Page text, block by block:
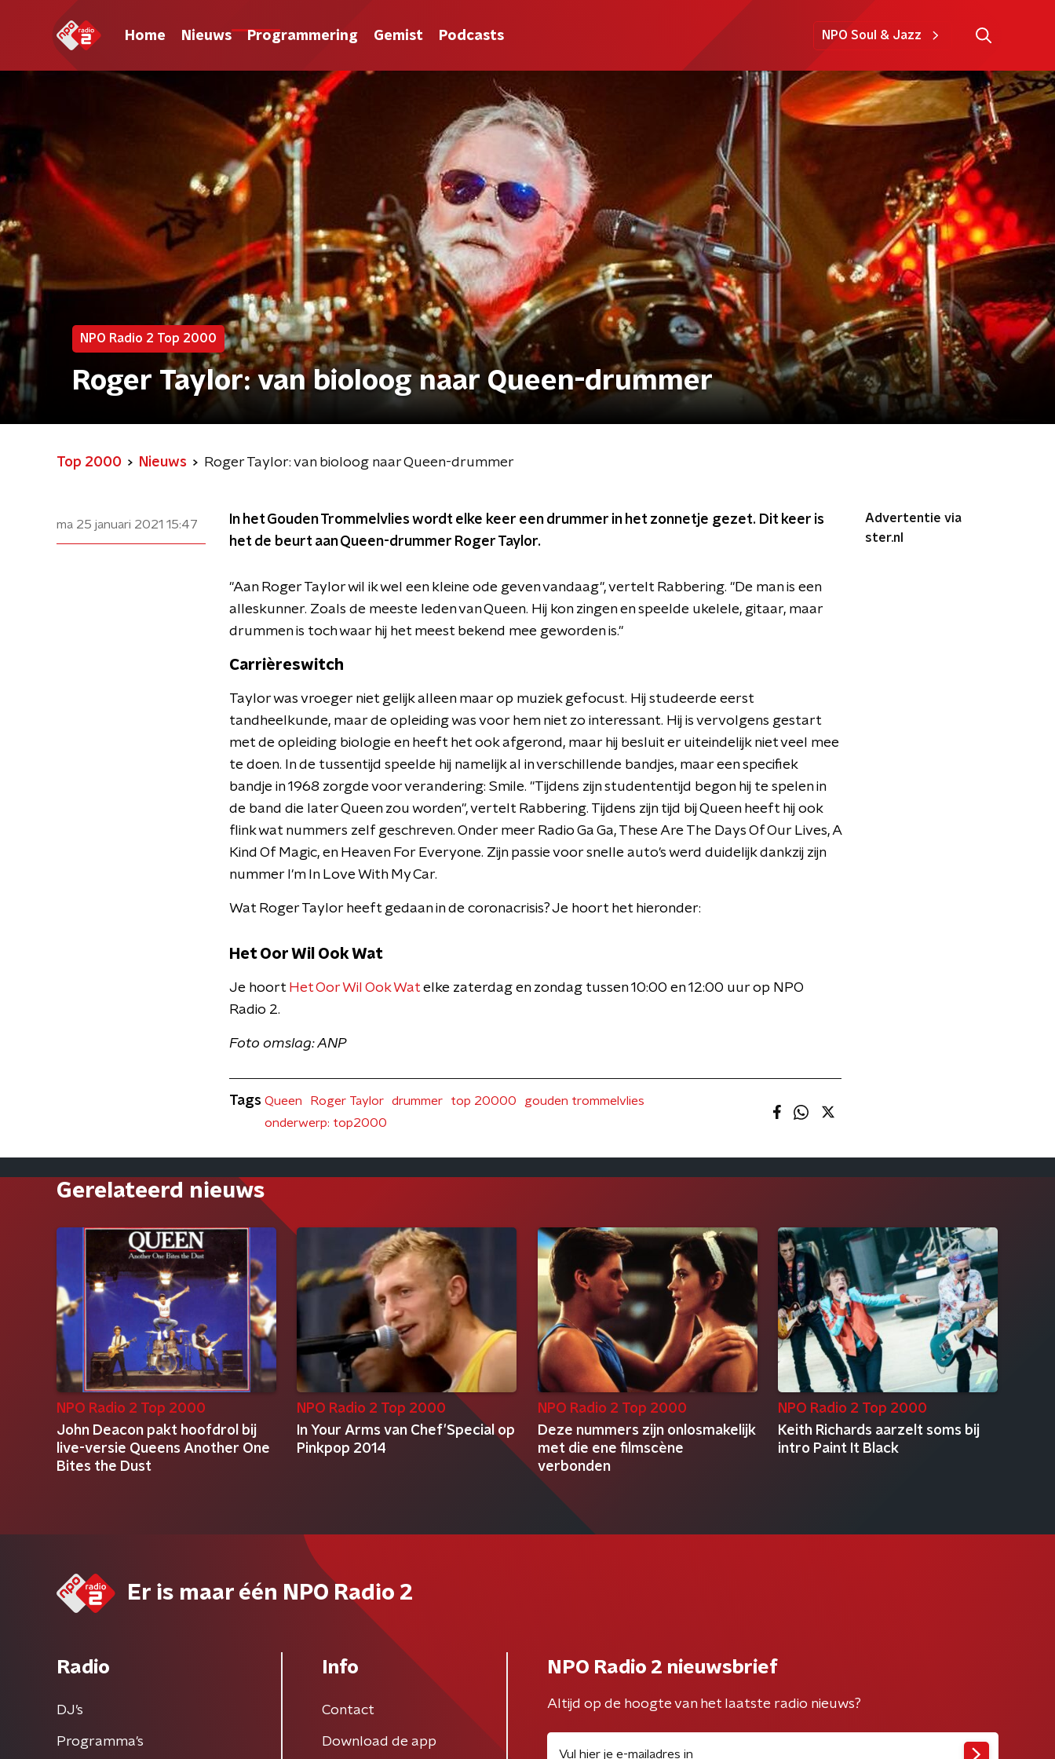
Home Nieuws Programmering Gemist Podcasts NPO Soul & Jazz
NPO Radio 2 Top 2000
Roger Taylor: van bioloog naar Queen-drummer
Top 2000 Nieuws Roger Taylor: van bioloog naar Queen-drummer
ma 25 januari 2021 15:47
In het Gouden Trommelvlies wordt elke keer een drummer in het zonnetje gezet. Dit keer is
het de beurt aan Queen-drummer Roger Taylor.
"Aan Roger Taylor wil ik wel een kleine ode geven vandaag", vertelt Rabbering. "De man is een
alleskunner. Zoals de meeste leden van Queen. Hij kon zingen en speelde ukelele, gitaar, maar
drummen is toch waar hij het meest bekend mee geworden is."
Carrièreswitch
Taylor was vroeger niet gelijk alleen maar op muziek gefocust. Hij studeerde eerst
tandheelkunde, maar de opleiding was voor hem niet zo interessant. Hij is vervolgens gestart
met de opleiding biologie en heeft het ook afgerond, maar hij besluit er uiteindelijk niet veel mee
te doen. In de tussentijd speelde hij namelijk al in verschillende bandjes, maar een specifiek
bandje in 1968 zorgde voor verandering: Smile. "Tijdens zijn studententijd begon hij te spelen in
de band die later Queen zou worden", vertelt Rabbering. Tijdens zijn tijd bij Queen heeft hij ook
flink wat nummers zelf geschreven. Onder meer Radio Ga Ga, These Are The Days Of Our Lives, A
Kind Of Magic, en Heaven For Everyone. Zijn passie voor snelle auto's werd duidelijk dankzij zijn
nummer I'm In Love With My Car.
Wat Roger Taylor heeft gedaan in de coronacrisis? Je hoort het hieronder:
Het Oor Wil Ook Wat
Je hoort Het Oor Wil Ook Wat elke zaterdag en zondag tussen 10:00 en 12:00 uur op NPO
Radio 2.
Foto omslag: ANP
Advertentie via
ster.nl
Tags Queen Roger Taylor drummer top 20000
gouden trommelvlies
onderwerp: top2000
Gerelateerd nieuws
NPO Radio 2 Top 2000
John Deacon pakt hoofdrol bij
live-versie Queens Another One
Bites the Dust
NPO Radio 2 Top 2000
In Your Arms van Chef'Special op
Pinkpop 2014
NPO Radio 2 Top 2000
Deze nummers zijn onlosmakelijk
met die ene filmscène
verbonden
NPO Radio 2 Top 2000
Keith Richards aarzelt soms bij
intro Paint It Black
Er is maar één NPO Radio 2
Radio
DJ’s
Programma's
Info
Contact
Download de app
NPO Radio 2 nieuwsbrief
Altijd op de hoogte van het laatste radio nieuws?